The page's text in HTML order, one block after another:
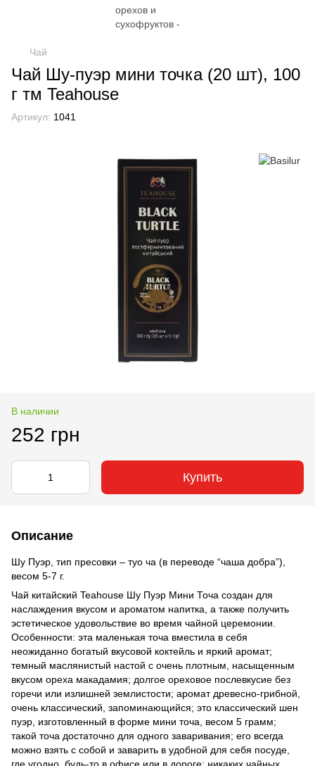
Чай
Чай Шу-пуэр мини точка (20 шт), 100
г тм Teahouse
Артикул: 1041
В наличии
252 грн
Купить
Описание
Шу Пуэр, тип пресовки – туо ча (в переводе “чаша добра”),
весом 5-7 г.
Чай китайский Teahouse Шу Пуэр Мини Точа создан для
наслаждения вкусом и ароматом напитка, а также получить
эстетическое удовольствие во время чайной церемонии.
Особенности: эта маленькая точа вместила в себя
неожиданно богатый вкусовой коктейль и яркий аромат;
темный маслянистый настой с очень плотным, насыщенным
вкусом ореха макадамия; долгое ореховое послевкусие без
горечи или излишней землистости; аромат древесно-грибной,
очень классический, запоминающийся; это классический шен
пуэр, изготовленный в форме мини точа, весом 5 грамм;
такой точа достаточно для одного заваривания; его всегда
можно взять с собой и заварить в удобной для себя посуде,
где угодно, будь-то в офисе или в дороге; никаких чайных